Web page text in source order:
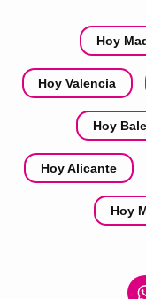
Hoy
Hoy Valencia
Hoy
Hoy Alicante
Hoy